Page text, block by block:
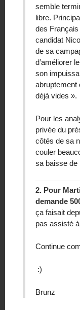
semble
libre.
des Français
candidat
de sa
d’améliorer
son
abruptement
déjà vides ».
Pour les
privée du
côtés de sa
couler
sa baisse de
2. Pour
demande
ça faisait
pas assisté à
Continue
:)
Brunz